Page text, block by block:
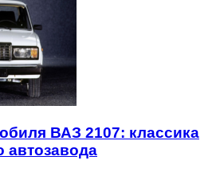
ВАЗ 2107: классика
автозавода